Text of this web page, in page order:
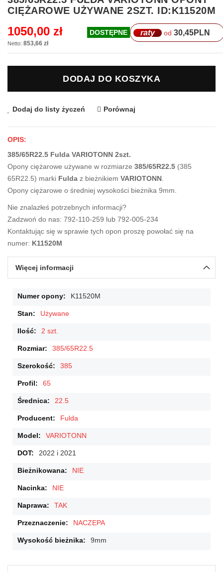
na
początek
CIĘŻAROWE UŻYWANE 2SZT. ID:K11520M
1050,00 zł
853,66 zł
DOSTĘPNE raty od 30,45PLN
DODAJ DO KOSZYKA
Dodaj do listy życzeń Porównaj
OPIS:
385/65R22.5 Fulda VARIOTONN 2szt.
Opony ciężarowe używane w rozmiarze 385/65R22.5 (385
65R22.5) marki Fulda z bieżnikiem VARIOTONN.
Opony ciężarowe o średniej wysokości bieżnika 9mm.
Nie znalazłeś potrzebnych informacji?
Zadzwoń do nas: 792-110-259 lub 792-005-234
Kontaktując się w sprawie tych opon proszę powołać się na
numer: K11520M
Więcej informacji
Więcej
K11520M
Używane
2 szt.
385/65R22.5
385
65
22.5
Fulda
VARIOTONN
2022 i 2021
NIE
NIE
TAK
NACZEPA
9mm